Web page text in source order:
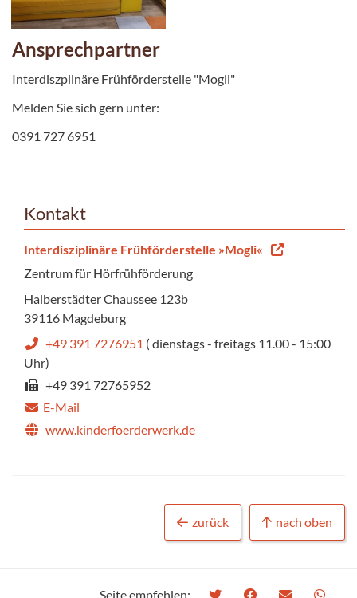
Ansprechpartner
Interdiszplinäre Frühförderstelle "Mogli"
Melden Sie sich gern unter:
0391 727 6951
Kontakt
Interdisziplinäre Frühförderstelle »Mogli«
Zentrum für Hörfrühförderung
Halberstädter Chaussee 123b
39116 Magdeburg
+49 391 7276951 ( dienstags - freitags 11.00 - 15:00
Uhr)
+49 391 72765952
E-Mail
www.kinderfoerderwerk.de
zurück nach oben
Seite empfehlen: